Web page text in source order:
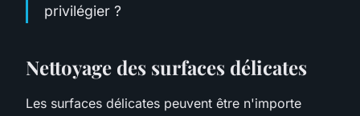
privilégier ?
Nettoyage des surfaces délicates
Les surfaces délicates peuvent être n'importe